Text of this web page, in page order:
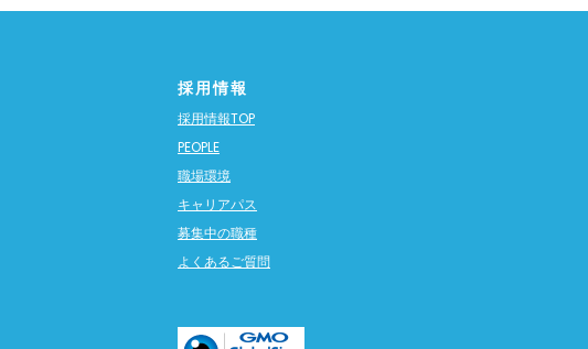
採用情報
採用情報TOP
PEOPLE
職場環境
キャリアパス
募集中の職種
よくあるご質問